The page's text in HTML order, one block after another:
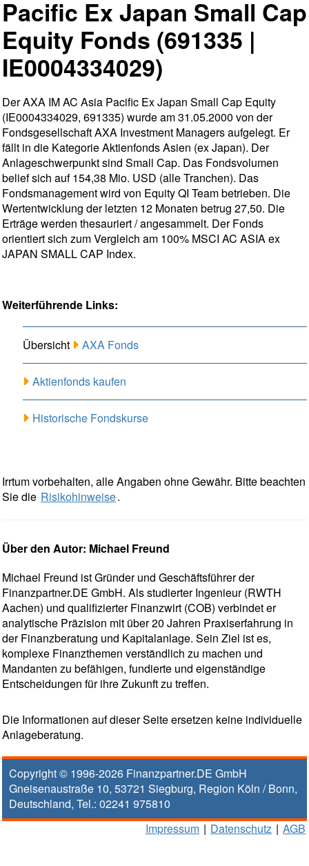
Pacific Ex Japan Small Cap
Equity Fonds (691335 |
IE0004334029)
Der AXA IM AC Asia Pacific Ex Japan Small Cap Equity
(IE0004334029, 691335) wurde am 31.05.2000 von der
Fondsgesellschaft AXA Investment Managers aufgelegt. Er
fällt in die Kategorie Aktienfonds Asien (ex Japan). Der
Anlageschwerpunkt sind Small Cap. Das Fondsvolumen
belief sich auf 154,38 Mio. USD (alle Tranchen). Das
Fondsmanagement wird von Equity QI Team betrieben. Die
Wertentwicklung der letzten 12 Monaten betrug 27,50. Die
Erträge werden thesauriert / angesammelt. Der Fonds
orientiert sich zum Vergleich am 100% MSCI AC ASIA ex
JAPAN SMALL CAP Index.
Weiterführende Links:
Übersicht AXA Fonds
Aktienfonds kaufen
Historische Fondskurse
Irrtum vorbehalten, alle Angaben ohne Gewähr. Bitte beachten
Sie die Risikohinweise.
Über den Autor: Michael Freund
Michael Freund ist Gründer und Geschäftsführer der
Finanzpartner.DE GmbH. Als studierter Ingenieur (RWTH
Aachen) und qualifizierter Finanzwirt (COB) verbindet er
analytische Präzision mit über 20 Jahren Praxiserfahrung in
der Finanzberatung und Kapitalanlage. Sein Ziel ist es,
komplexe Finanzthemen verständlich zu machen und
Mandanten zu befähigen, fundierte und eigenständige
Entscheidungen für ihre Zukunft zu treffen.
Die Informationen auf dieser Seite ersetzen keine individuelle
Anlageberatung.
Copyright © 1996-2026 Finanzpartner.DE GmbH
Gneisenaustraße 10, 53721 Siegburg, Region Köln / Bonn,
Deutschland, Tel.: 02241 975810
Impressum | Datenschutz | AGB